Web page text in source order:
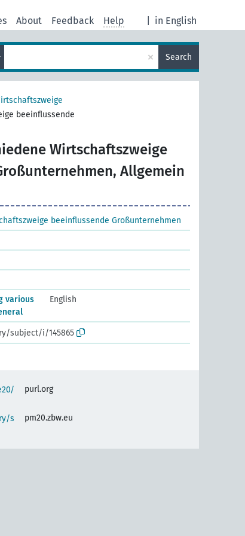
in English
About Feedback Help
× Search
beeinflussende
Wirtschaftszweige
Allgemein
beeinflussende Großunternehmen
various
English
subject/i/145865
purl.org
s
pm20.zbw.eu